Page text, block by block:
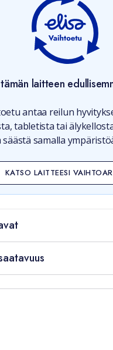
laitteen
antaa reilun
tabletista tai
samalla
KATSO LAITTEESI